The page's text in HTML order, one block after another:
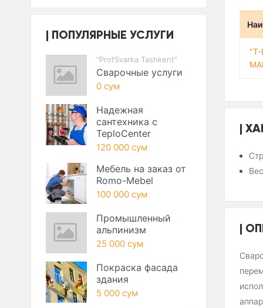
ПОПУЛЯРНЫЕ УСЛУГИ
"ProfSvarka Tashkent"
Сварочные услуги
0 сум
Надежная
сантехника с
TeploCenter
120 000 сум
Мебель на заказ от
Romo-Mebel
100 000 сум
Промышленный
альпинизм
25 000 сум
Покраска фасада
здания
5 000 сум